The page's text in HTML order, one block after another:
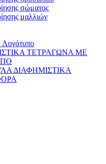
σώματος
μαλλιών
Λογότυπο
ΤΕΤΡΑΓΩΝΑ ΜΕ
ΔΙΑΦΗΜΙΣΤΙΚΑ